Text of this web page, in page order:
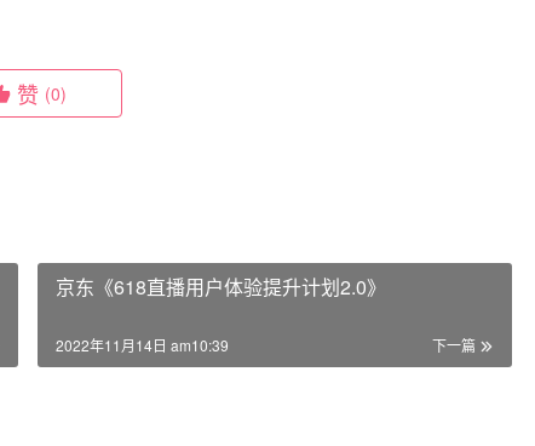
赞 (0)
京东《618直播用户体验提升计划2.0》
下一篇
2022年11月14日 am10:39